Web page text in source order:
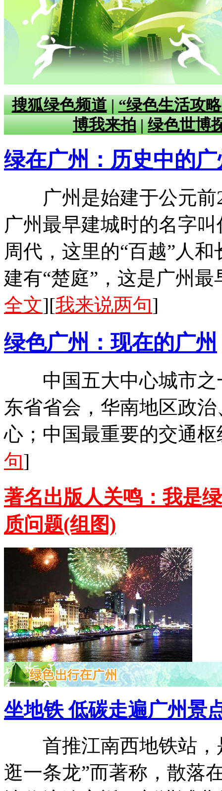
搜狐绿色频道|“绿色生活攻
博我来拍|绿色世博
绿在广州：历史中的广
广州是始建于公元前
广州最早建城时的名字
周代，这里的“百越”人
建有“楚庭”，这是广州
全文][我来说两句]
绿色广州：现在的广州
中国五大中心城市之
东省省会，华南地区政
心；中国最重要的交通
句]
著名出版人关鸣：我是
质问题(组图)
坐地铁 低碳走遍广州景
首推江南西地铁站，
逛一条龙”而著称，散落